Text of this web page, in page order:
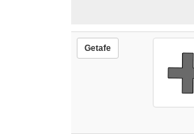
Getafe